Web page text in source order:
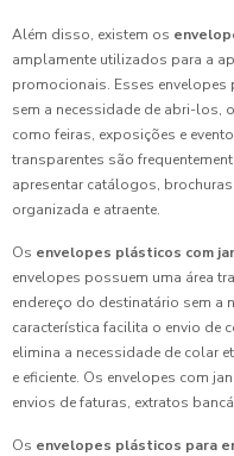
Além disso, existem os
amplamente utilizados para a
promocionais. Esses
sem a necessidade de abri-los,
como feiras, exposições e
transparentes são
apresentar catálogos,
organizada e atraente.
Os envelopes plásticos com
envelopes possuem uma área
endereço do destinatário sem a
característica facilita o envio de
elimina a necessidade de colar
e eficiente. Os envelopes com
envios de faturas, extratos
Os envelopes plásticos para